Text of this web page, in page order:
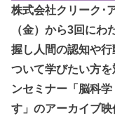
株式会社クリーク･
（金）から3回に
握し人間の認知や
ついて学びたい方
ンセミナー「脳科
す」のアーカイブ映